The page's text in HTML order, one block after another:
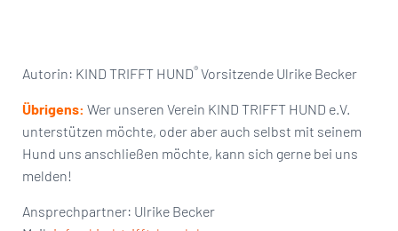
Autorin: KIND TRIFFT HUND® Vorsitzende Ulrike Becker
Übrigens: Wer unseren Verein KIND TRIFFT HUND e.V.
unterstützen möchte, oder aber auch selbst mit seinem
Hund uns anschließen möchte, kann sich gerne bei uns
melden!
Ansprechpartner: Ulrike Becker